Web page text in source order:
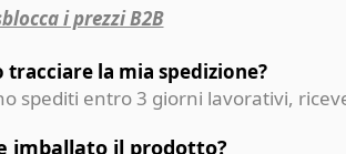
i prezzi B2B
tracciare la mia spedizione?
spediti entro 3 giorni lavorativi,
imballato il prodotto?